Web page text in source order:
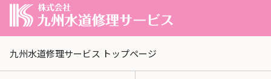
九州水道修理サービス トップページ